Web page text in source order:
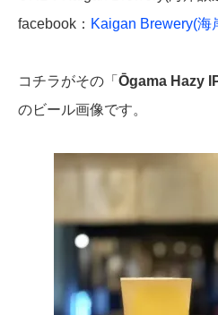
facebook： Kaigan Brewery(海
コチラがその「 Ōgama Hazy
のビール画像です。